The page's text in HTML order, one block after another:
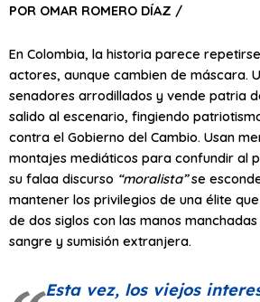
POR OMAR ROMERO DÍAZ /
En Colombia, la historia parece
actores, aunque cambien de máscara.
senadores arrodillados y vende patria
salido al escenario, fingiendo
contra el Gobierno del Cambio. Usan
montajes mediáticos para confundir al
su falaa discurso “moralista”se
mantener los privilegios de una élite
de dos siglos con las manos
sangre y sumisión extranjera.
Esta vez, los viejos